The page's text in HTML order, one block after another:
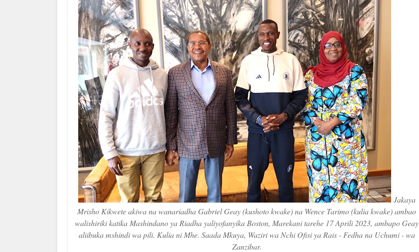
Jakaya
Mrisho Kikwete akiwa na wanariadha Gabriel Geay (kushoto kwake) na Wence Tarimo (kulia kwake) ambao
walishiriki katika Mashindano ya Riadha yaliyofanyika Boston, Marekani tarehe 17 Aprili 2023, ambapo Geay
aliibuka mshindi wa pili. Kulia ni Mhe. Saada Mkuya, Waziri wa Nchi Ofisi ya Rais - Fedha na Uchumi - wa
Zanzibar.